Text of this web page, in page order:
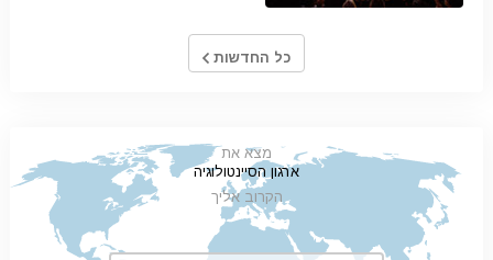
כל החדשות
מצא את
ארגון הסיינטולוגיה
הקרוב אליך